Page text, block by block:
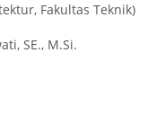
Fakultas Teknik)
SE., M.Si.